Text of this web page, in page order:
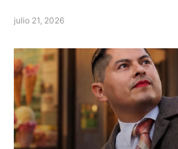
julio 21, 2026